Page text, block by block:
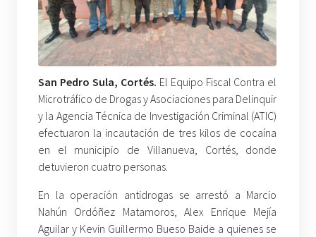
San Pedro Sula, Cortés. El Equipo Fiscal Contra el
Microtráfico de Drogas y Asociaciones para Delinquir
y la Agencia Técnica de Investigación Criminal (ATIC)
efectuaron la incautación de tres kilos de cocaína
en el municipio de Villanueva, Cortés, donde
detuvieron cuatro personas.
En la operación antidrogas se arrestó a Marcio
Nahún Ordóñez Matamoros, Alex Enrique Mejía
Aguilar y Kevin Guillermo Bueso Baide a quienes se